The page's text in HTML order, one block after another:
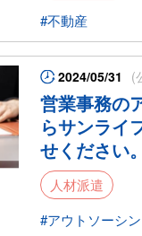
不動産
2024/05/31 (
営業事務の
らサンライ
せください。
人材派遣
アウトソーシ